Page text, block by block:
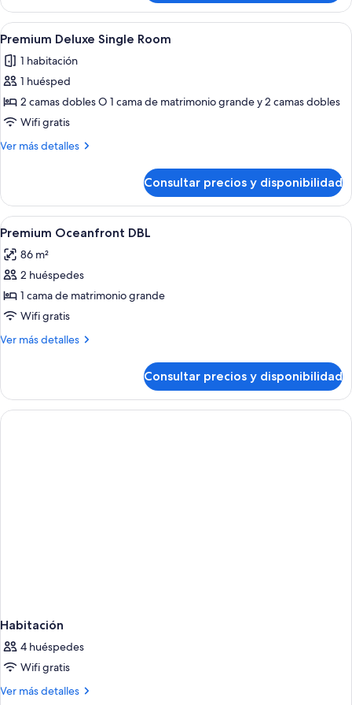
Deluxe
Room
Abrir
todas
las
fotos
de
Premium
Deluxe
Una habitación de hotel moderna
6
Premium Deluxe Single Room
1 habitación
1 huésped
2 camas dobles O 1 cama de matrimonio grande y 2 camas dobles
Wifi gratis
Ver más detalles
Más
Deluxe
Single
Room
Consultar precios y disponibilidad
Abrir
todas
las
fotos
de
Premium
Oceanfront
Habitación de hotel con cama,
1
Premium Oceanfront DBL
86 m²
2 huéspedes
1 cama de matrimonio grande
Wifi gratis
Ver más detalles
Más
Oceanfront
DBL
Consultar precios y disponibilidad
Habitación
4 huéspedes
Wifi gratis
Ver más detalles
Más